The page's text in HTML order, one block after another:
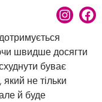
швидше досягти
буває
не тільки
й буде